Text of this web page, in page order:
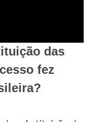
das
fez